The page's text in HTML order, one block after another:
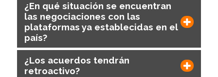
¿En qué situación se encuentran
las negociaciones con las
plataformas ya establecidas en el
país?
¿Los acuerdos tendrán
retroactivo?